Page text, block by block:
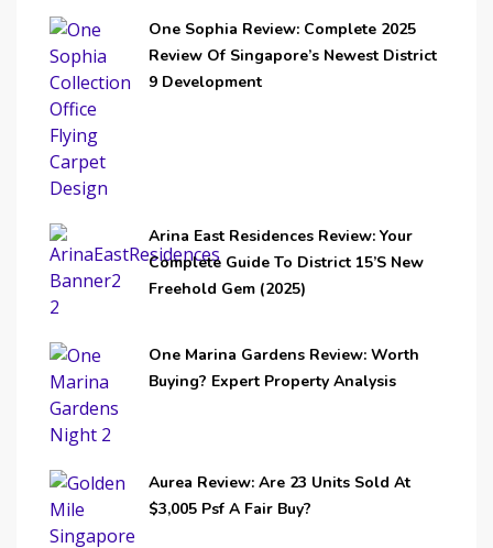
One Sophia Review: Complete 2025
Review Of Singapore’s Newest District
9 Development
Arina East Residences Review: Your
Complete Guide To District 15’s New
Freehold Gem (2025)
One Marina Gardens Review: Worth
Buying? Expert Property Analysis
Aurea Review: Are 23 Units Sold At
$3,005 Psf A Fair Buy?